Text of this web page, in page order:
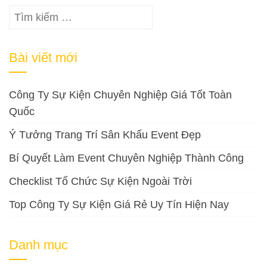
Tìm
Bài viết mới
Công Ty Sự Kiện Chuyên Nghiệp Giá Tốt Toàn
Quốc
Ý Tưởng Trang Trí Sân Khấu Event Đẹp
Bí Quyết Làm Event Chuyên Nghiệp Thành Công
Checklist Tổ Chức Sự Kiện Ngoài Trời
Top Công Ty Sự Kiện Giá Rẻ Uy Tín Hiện Nay
Danh mục